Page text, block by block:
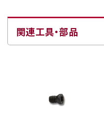
関連工具・部品